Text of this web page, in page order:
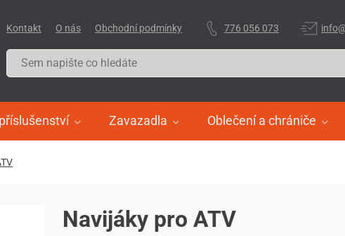
Zavazadla Oblečení a chrániče
Kontakt O nás Obchodní podmínky 776 056 073
Navijáky pro ATV